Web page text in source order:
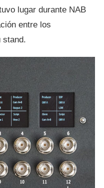
lugar durante NAB
entre los
stand.